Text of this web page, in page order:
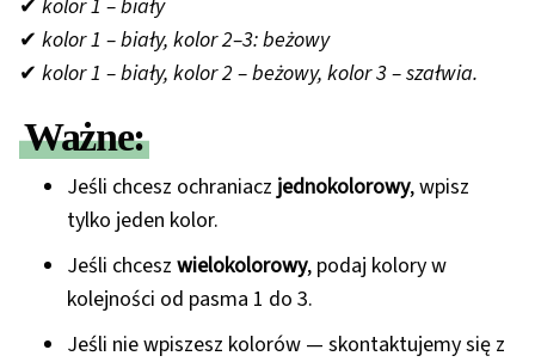
✔ kolor 1 – biały
✔ kolor 1 – biały, kolor 2–3: beżowy
✔ kolor 1 – biały, kolor 2 – beżowy, kolor 3 – szałwia.
Ważne:
Jeśli chcesz ochraniacz jednokolorowy, wpisz
tylko jeden kolor.
Jeśli chcesz wielokolorowy, podaj kolory w
kolejności od pasma 1 do 3.
Jeśli nie wpiszesz kolorów — skontaktujemy się z